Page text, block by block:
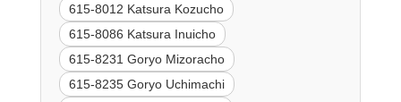
615-8012 Katsura Kozucho
615-8086 Katsura Inuicho
615-8231 Goryo Mizoracho
615-8235 Goryo Uchimachi